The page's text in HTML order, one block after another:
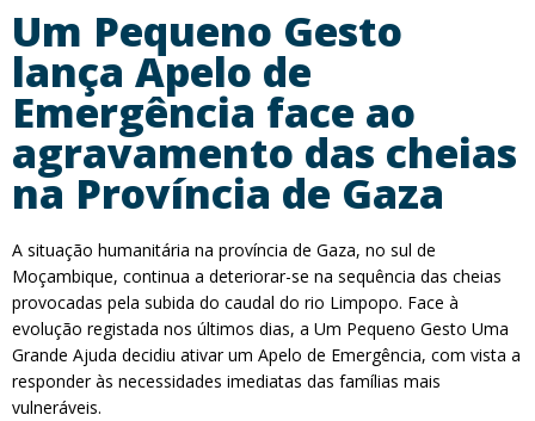
Um Pequeno Gesto
lança Apelo de
Emergência face ao
agravamento das cheias
na Província de Gaza
A situação humanitária na província de Gaza, no sul de
Moçambique, continua a deteriorar-se na sequência das cheias
provocadas pela subida do caudal do rio Limpopo. Face à
evolução registada nos últimos dias, a Um Pequeno Gesto Uma
Grande Ajuda decidiu ativar um Apelo de Emergência, com vista a
responder às necessidades imediatas das famílias mais
vulneráveis.